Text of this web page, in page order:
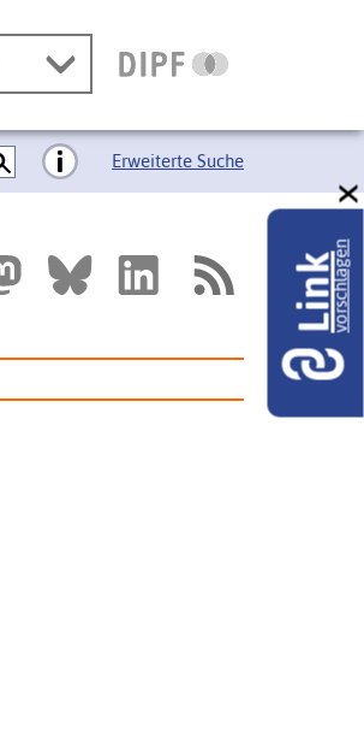
Erweiterte Suche
Linkvorschlagen